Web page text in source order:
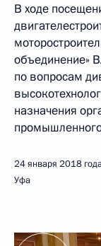
В ходе
объединение»
по вопросам
назначения
24 января 2018
Уфа